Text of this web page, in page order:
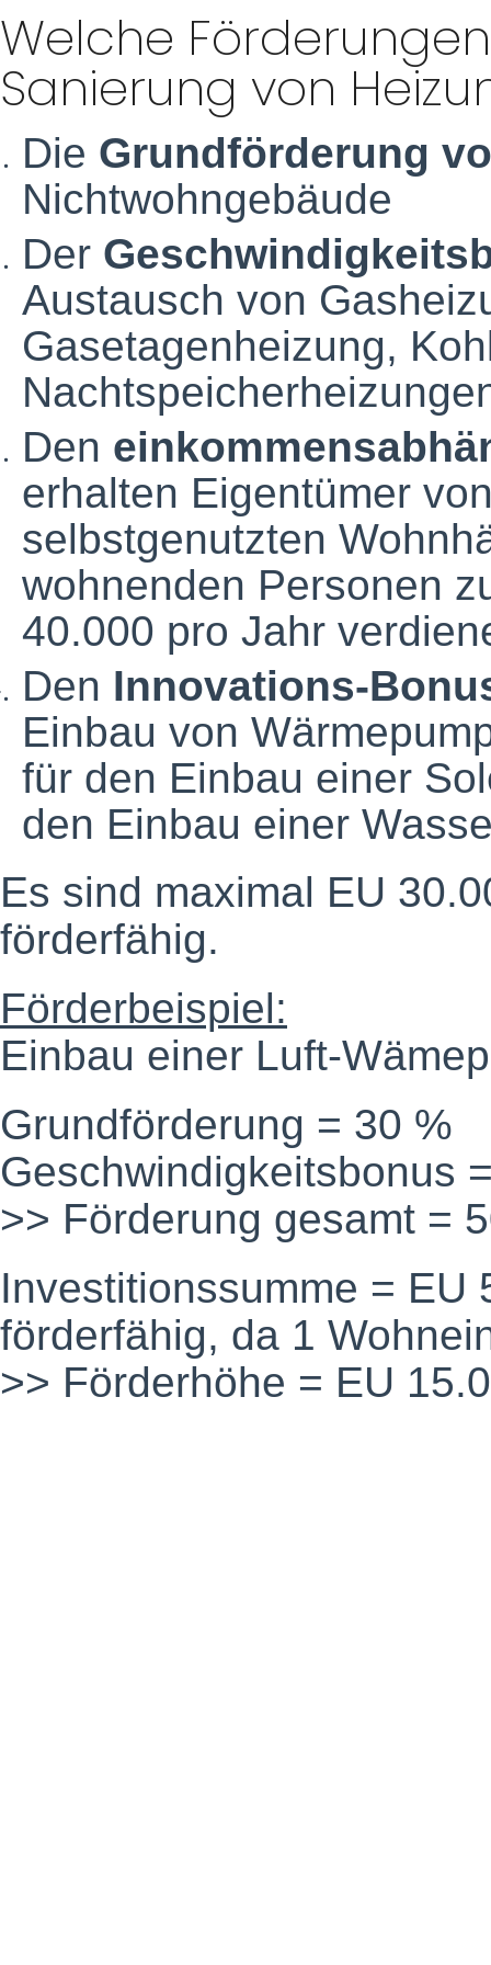
Welche
Sanierung von
Die Grundförderung
Nichtwohngebäude
Der
Austausch von
Gasetagenheizung,
Den
erhalten Eigentümer
selbstgenutzten
wohnenden Personen
40.000 pro Jahr
Den Innovations-
Einbau von
für den Einbau einer
den Einbau einer
Es sind maximal EU
förderfähig.
Förderbeispiel:
Einbau einer Luft-
Grundförderung = 30 %
Geschwindigkeitsbonus
>> Förderung gesamt =
Investitionssumme = EU
förderfähig, da 1
>> Förderhöhe = EU